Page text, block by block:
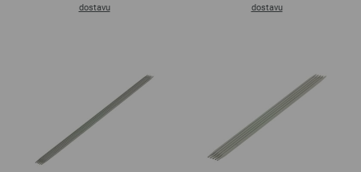
dostavu
dostavu